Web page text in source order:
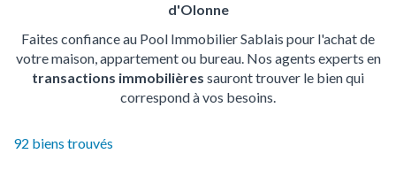
d'Olonne
Faites confiance au Pool Immobilier Sablais pour l'achat de
votre maison, appartement ou bureau. Nos agents experts en
transactions immobilières sauront trouver le bien qui
correspond à vos besoins.
92 biens trouvés